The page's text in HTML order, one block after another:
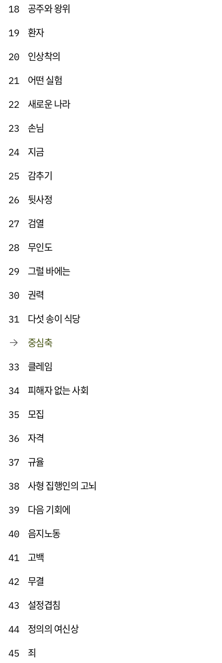
18 공주와 왕위
19 환자
20 인상착의
21 어떤 실험
22 새로운 나라
23 손님
24 지금
25 감추기
26 뒷사정
27 검열
28 무인도
29 그럴 바에는
30 권력
31
다섯 송이 식당
중심축
33 클레임
34 피해자 없는 사회
35 모집
36 자격
37 규율
38 사형 집행인의 고뇌
39 다음 기회에
40 음지노동
41 고백
42 무결
43 설정겹침
44 정의의 여신상
45 죄